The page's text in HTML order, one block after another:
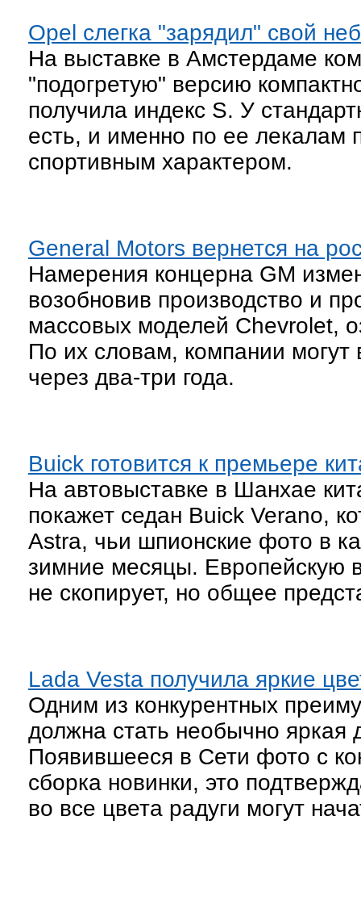
Opel слегка "зарядил" свой
На выставке в Амстердаме
"подогретую" версию
получила индекс S. У
есть, и именно по ее лекалам
спортивным характером.
General Motors вернется на
Намерения концерна GM
возобновив производство и
массовых моделей Chevrolet,
По их словам, компании могут
через два-три года.
Buick готовится к премьере
На автовыставке в Шанхае
покажет седан Buick Verano,
Astra, чьи шпионские фото в
зимние месяцы. Европейскую
не скопирует, но общее
Lada Vesta получила яркие
Одним из конкурентных
должна стать необычно
Появившееся в Сети фото с
сборка новинки, это
во все цвета радуги могут